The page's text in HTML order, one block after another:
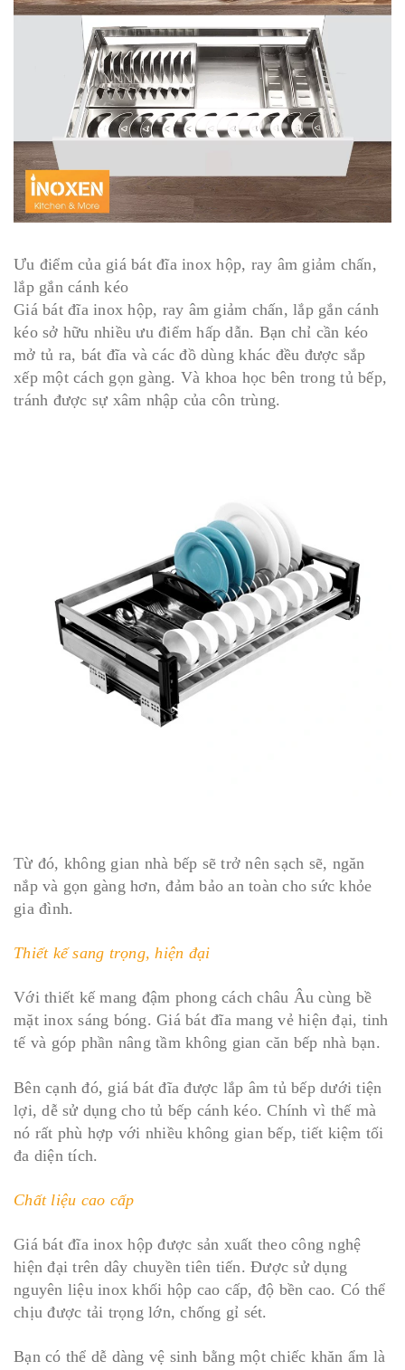
Ưu điểm của giá bát đĩa inox hộp, ray âm giảm chấn,
lắp gắn cánh kéo
Giá bát đĩa inox hộp, ray âm giảm chấn, lắp gắn cánh
kéo sở hữu nhiều ưu điểm hấp dẫn. Bạn chỉ cần kéo
mở tủ ra, bát đĩa và các đồ dùng khác đều được sắp
xếp một cách gọn gàng. Và khoa học bên trong tủ bếp,
tránh được sự xâm nhập của côn trùng.
Từ đó, không gian nhà bếp sẽ trở nên sạch sẽ, ngăn
nắp và gọn gàng hơn, đảm bảo an toàn cho sức khỏe
gia đình.
Thiết kế sang trọng, hiện đại
Với thiết kế mang đậm phong cách châu Âu cùng bề
mặt inox sáng bóng. Giá bát đĩa mang vẻ hiện đại, tinh
tế và góp phần nâng tầm không gian căn bếp nhà bạn.
Bên cạnh đó, giá bát đĩa được lắp âm tủ bếp dưới tiện
lợi, dễ sử dụng cho tủ bếp cánh kéo. Chính vì thế mà
nó rất phù hợp với nhiều không gian bếp, tiết kiệm tối
đa diện tích.
Chất liệu cao cấp
Giá bát đĩa inox hộp được sản xuất theo công nghệ
hiện đại trên dây chuyền tiên tiến. Được sử dụng
nguyên liệu inox khối hộp cao cấp, độ bền cao. Có thể
chịu được tải trọng lớn, chống gỉ sét.
Bạn có thể dễ dàng vệ sinh bằng một chiếc khăn ẩm là